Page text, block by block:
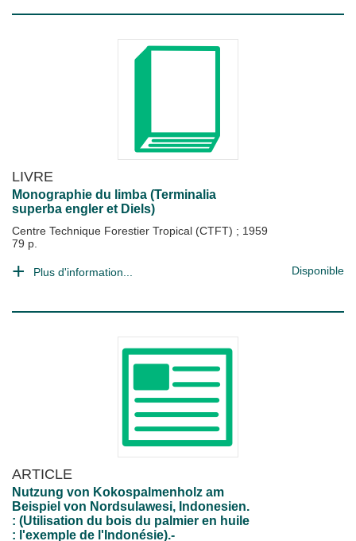
LIVRE
Monographie du limba (Terminalia
superba engler et Diels)
Centre Technique Forestier Tropical (CTFT) ; 1959
79 p.
Plus d'information... Disponible
ARTICLE
Nutzung von Kokospalmenholz am
Beispiel von Nordsulawesi, Indonesien.
: (Utilisation du bois du palmier en huile
: l'exemple de l'Indonésie).-